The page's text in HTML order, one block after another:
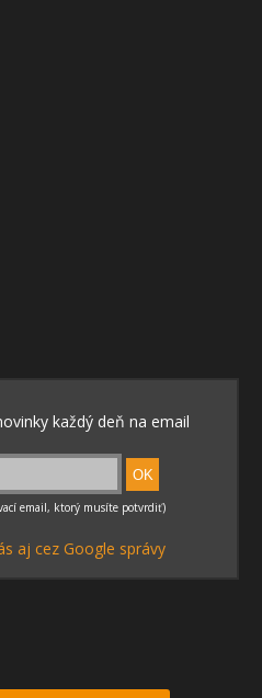
aj cez Google správy